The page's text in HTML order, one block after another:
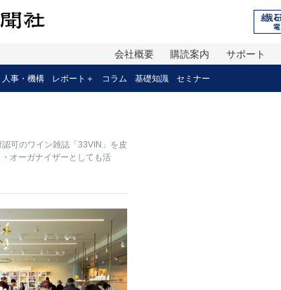
サポート
購読案内
会社概要
人事・機構 レポート＋ コラム 基礎知識 セミナー
可のワイン雑誌「33VIN」を皮
オーガナイザーとしても活